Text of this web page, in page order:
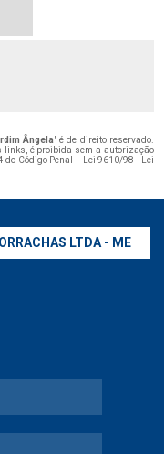
Ângela" é de direito reservado.
links, é proibida sem a autorização
do Código Penal –
Lei 9610/98 - Lei
LTDA - ME